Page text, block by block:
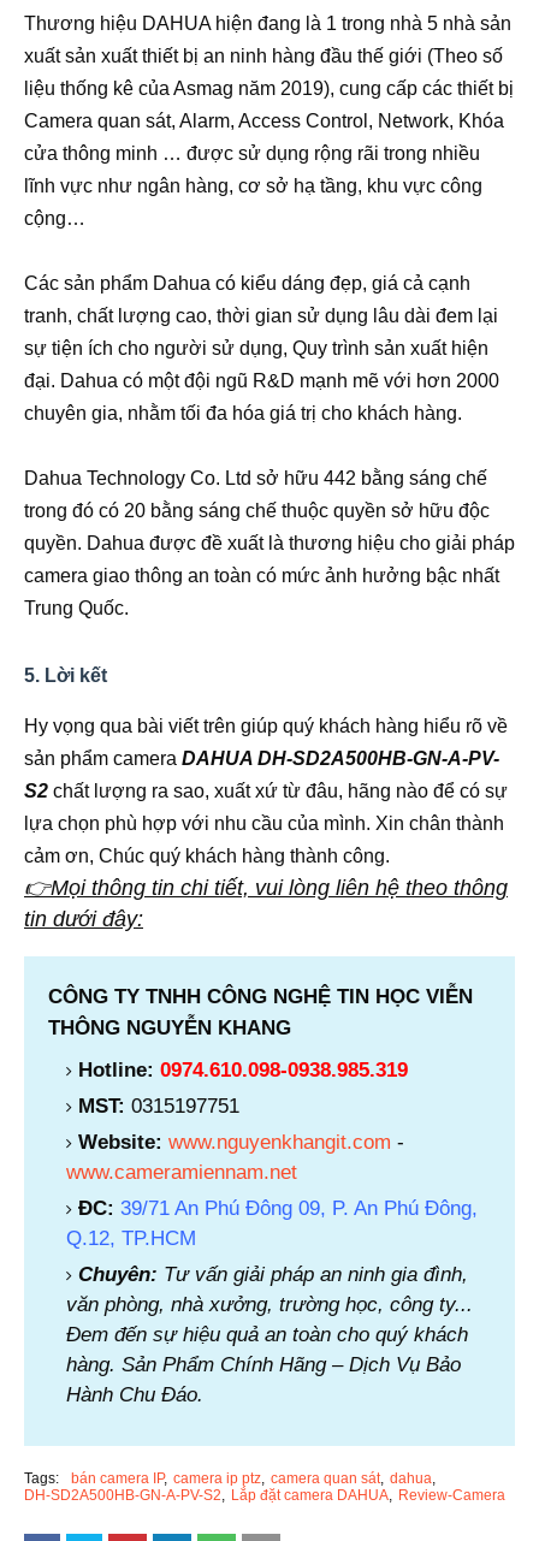
Thương hiệu DAHUA hiện đang là 1 trong nhà 5 nhà sản
xuất sản xuất thiết bị an ninh hàng đầu thế giới (Theo số
liệu thống kê của Asmag năm 2019), cung cấp các thiết bị
Camera quan sát, Alarm, Access Control, Network, Khóa
cửa thông minh … được sử dụng rộng rãi trong nhiều
lĩnh vực như ngân hàng, cơ sở hạ tầng, khu vực công
cộng…
Các sản phẩm Dahua có kiểu dáng đẹp, giá cả cạnh
tranh, chất lượng cao, thời gian sử dụng lâu dài đem lại
sự tiện ích cho người sử dụng, Quy trình sản xuất hiện
đại. Dahua có một đội ngũ R&D mạnh mẽ với hơn 2000
chuyên gia, nhằm tối đa hóa giá trị cho khách hàng.
Dahua Technology Co. Ltd sở hữu 442 bằng sáng chế
trong đó có 20 bằng sáng chế thuộc quyền sở hữu độc
quyền. Dahua được đề xuất là thương hiệu cho giải pháp
camera giao thông an toàn có mức ảnh hưởng bậc nhất
Trung Quốc.
5. Lời kết
Hy vọng qua bài viết trên giúp quý khách hàng hiểu rõ về
sản phẩm camera DAHUA DH-SD2A500HB-GN-A-PV-
S2 chất lượng ra sao, xuất xứ từ đâu, hãng nào để có sự
lựa chọn phù hợp với nhu cầu của mình. Xin chân thành
cảm ơn, Chúc quý khách hàng thành công.
👉Mọi thông tin chi tiết, vui lòng liên hệ theo thông
tin dưới đây:
CÔNG TY TNHH CÔNG NGHỆ TIN HỌC VIỄN
THÔNG NGUYỄN KHANG
Hotline: 0974.610.098-0938.985.319
MST: 0315197751
Website: www.nguyenkhangit.com -
www.cameramiennam.net
ĐC: 39/71 An Phú Đông 09, P. An Phú Đông,
Q.12, TP.HCM
Chuyên: Tư vấn giải pháp an ninh gia đình,
văn phòng, nhà xưởng, trường học, công ty...
Đem đến sự hiệu quả an toàn cho quý khách
hàng. Sản Phẩm Chính Hãng – Dịch Vụ Bảo
Hành Chu Đáo.
Tags: bán camera IP camera ip ptz camera quan sát dahua
DH-SD2A500HB-GN-A-PV-S2
Lắp đặt camera DAHUA Review-Camera